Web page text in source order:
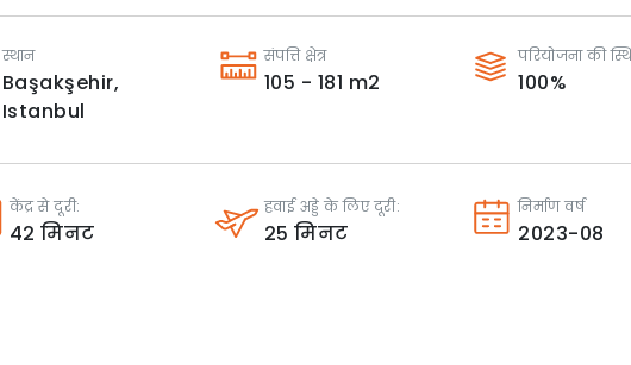
स्थान
Başakşehir,
Istanbul
संपत्ति क्षेत्र
105 - 181 m2
परियोजना की
100%
केंद्र से दूरी:
42मिनट
हवाई अड्डे के लिए दूरी:
25 मिनट
निर्माण वर्ष
2023-08